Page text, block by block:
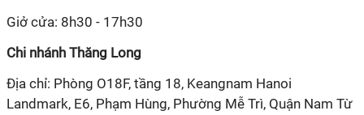
Giở cửa: 8h30 - 17h30
Chi nhánh Thăng Long
Địa chỉ: Phòng O18F, tầng 18, Keangnam Hanoi
Landmark, E6, Phạm Hùng, Phường Mễ Trì, Quận Nam Từ